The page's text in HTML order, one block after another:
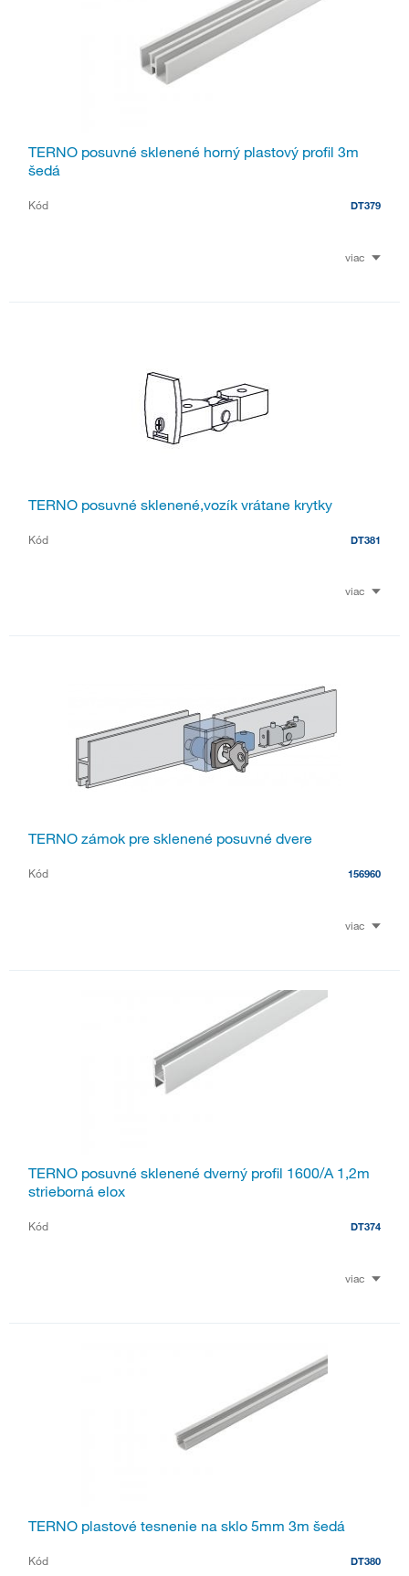
TERNO posuvné sklenené horný plastový profil 3m
šedá
Kód DT379
viac
TERNO posuvné sklenené,vozík vrátane krytky
Kód DT381
viac
TERNO zámok pre sklenené posuvné dvere
Kód 156960
viac
TERNO posuvné sklenené dverný profil 1600/A 1,2m
strieborná elox
Kód DT374
viac
TERNO plastové tesnenie na sklo 5mm 3m šedá
Kód DT380